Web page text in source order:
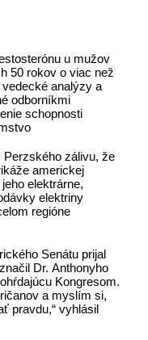
u mužov
50 rokov o viac než
analýzy a
odborníkmi
schopnosti
Perzského zálivu, že
americkej
elektrárne,
elektriny
regióne
Senátu prijal
Dr. Anthonyho
Kongresom.
a myslím si,
pravdu,“ vyhlásil